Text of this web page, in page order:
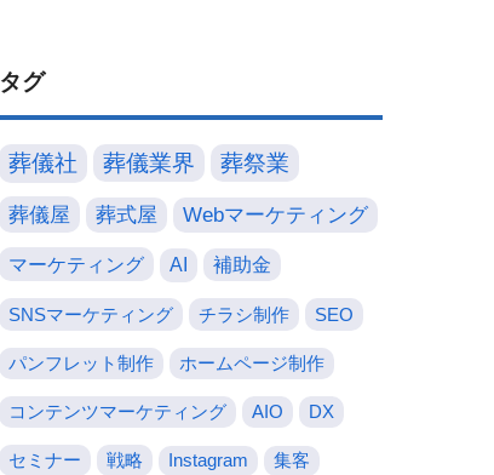
タグ
葬儀社 葬儀業界 葬祭業
葬儀屋 葬式屋 Webマーケティング
マーケティング AI 補助金
SNSマーケティング チラシ制作 SEO
パンフレット制作 ホームページ制作
コンテンツマーケティング AIO DX
セミナー 戦略 Instagram 集客